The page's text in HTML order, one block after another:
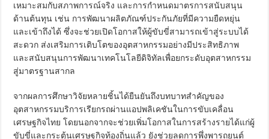
เหมาะสมกับสภาพการณ์จริง และการกำหนดมาตรการสนับสนุน
ด้านต้นทุน เช่น การพัฒนาผลิตภัณฑ์ประกันภัยที่มีความยืดหยุ่น
และเข้าถึงได้ ซึ่งจะช่วยเปิดโอกาสให้ผู้ขับขี่สามารถเข้าสู่ระบบได้
สะดวก ส่งเสริมการเติบโตของอุตสาหกรรมอย่างมีประสิทธิภาพ
และสนับสนุนการพัฒนาเทคโนโลยีดิจิทัลเพื่อยกระดับอุตสาหกรรม
สู่มาตรฐานสากล
จากผลการศึกษาวิจัยหลายชิ้นได้ยืนยันถึงบทบาทสำคัญของ
อุตสาหกรรมบริการเรียกรถผ่านแอปพลิเคชันในการขับเคลื่อน
เศรษฐกิจไทย โดยนอกจากจะช่วยเพิ่มโอกาสในการสร้างรายได้แก่ผู้
ขับขี่และกระตุ้นเศรษฐกิจท้องถิ่นแล้ว ยังช่วยลดการพึ่งพารถยนต์